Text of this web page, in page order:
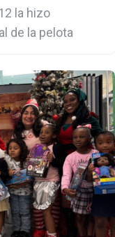
la hizo
de la pelota